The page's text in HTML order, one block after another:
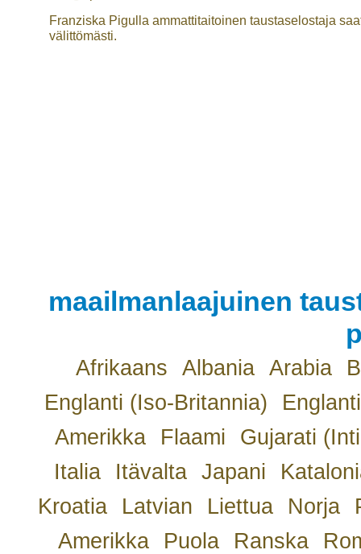
Franziska Pigulla ammattitaitoinen taustaselostaja
välittömästi.
maailmanlaajuinen
Afrikaans Albania Arabia
Englanti (Iso-Britannia)
Amerikka
Flaami
Gujarati
Italia
Itävalta Japani
Kroatia
Latvian Liettua Norja
Amerikka
Puola Ranska